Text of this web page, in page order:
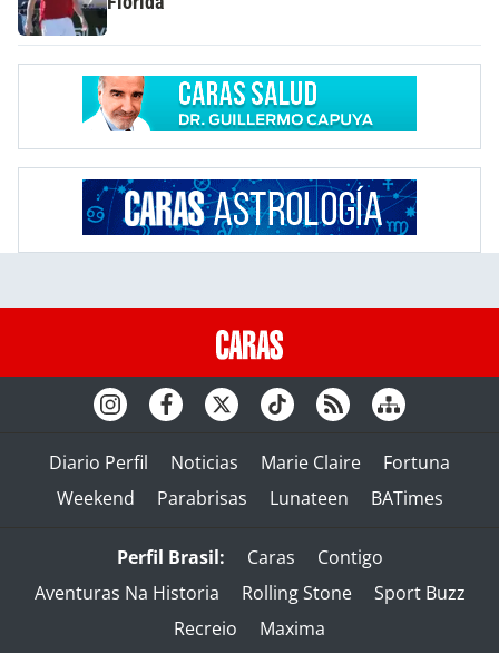
Diario Perfil Noticias Marie Claire
Fortuna
Weekend
Parabrisas Lunateen BATimes
Perfil Brasil: Caras
Contigo
Aventuras Na Historia
Rolling Stone
Sport Buzz
Recreio
Maxima